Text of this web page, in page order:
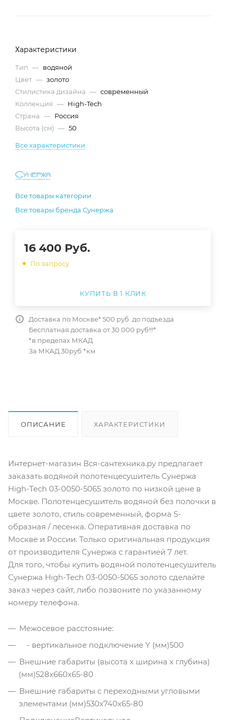
Характеристики
Тип — водяной
Цвет — золото
Стилистика дизайна — современный
Коллекция — High-Tech
Страна — Россия
Высота (см) — 50
Все характеристики
Все товары категории
Все товары бренда Сунержа
16 400 Руб.
По запросу
КУПИТЬ В 1 КЛИК
Доставка по Москве* 500 руб. до подъезда
Бесплатная доставка от 30.000 руб!!!*
*в пределах МКАД
За МКАД 30руб.*км
ОПИСАНИЕ ХАРАКТЕРИСТИКИ
Интернет-магазин Вся-сантехника.ру предлагает
заказать водяной полотенцесушитель Сунержа
High-Tech 03-0050-5065 золото по низкой цене в
Москве. Полотенцесушитель водяной без полочки в
цвете золото, стиль современный, форма S-
образная / лесенка. Оперативная доставка по
Москве и России. Только оригинальная продукция
от производителя Сунержа с гарантией 7 лет.
Для того, чтобы купить водяной полотенцесушитель
Сунержа High-Tech 03-0050-5065 золото сделайте
заказ через сайт, либо позвоните по указанному
номеру телефона.
Межосевое расстояние:
- вертикальное подключение Y (мм)500
Внешние габариты (высота х ширина х глубина)
(мм)528x660x65-80
Внешние габариты c переходными угловыми
элементами (мм)530x740x65-80